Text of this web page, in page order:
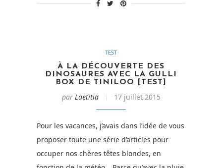
TEST
À LA DÉCOUVERTE DES
DINOSAURES AVEC LA GULLI
BOX DE TINILOO [TEST]
par Laetitia 17 juillet 2015
Pour les vacances, j’avais dans l’idée de vous
proposer toute une série d’articles pour
occuper nos chères têtes blondes, en